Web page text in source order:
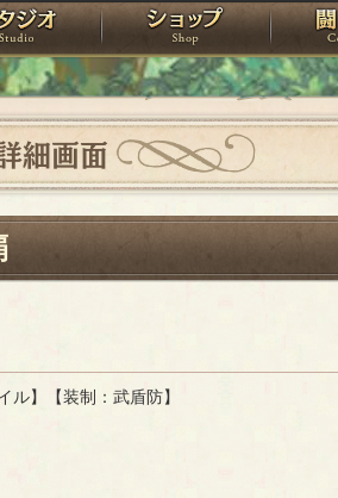
スタジオ ショップ
細画面
ル】【装制：武盾防】